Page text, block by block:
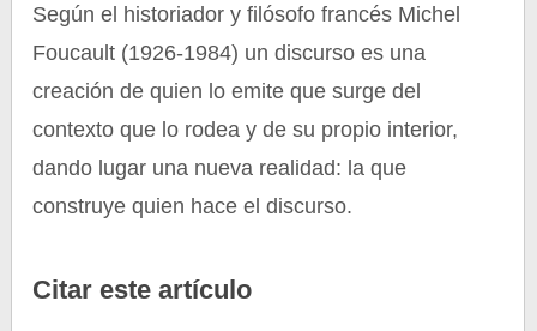
Según el historiador y filósofo francés Michel
Foucault (1926-1984) un discurso es una
creación de quien lo emite que surge del
contexto que lo rodea y de su propio interior,
dando lugar una nueva realidad: la que
construye quien hace el discurso.
Citar este artículo